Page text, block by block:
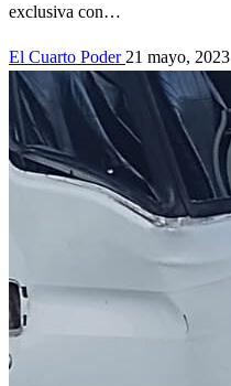
exclusiva con…
El Cuarto Poder 21 mayo, 2023